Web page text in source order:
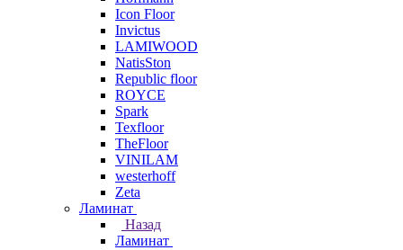
Icon Floor
Invictus
LAMIWOOD
NatisSton
Republic floor
ROYCE
Spark
Texfloor
TheFloor
VINILAM
westerhoff
Zeta
Ламинат
Назад
Ламинат